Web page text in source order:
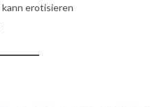
kann erotisieren